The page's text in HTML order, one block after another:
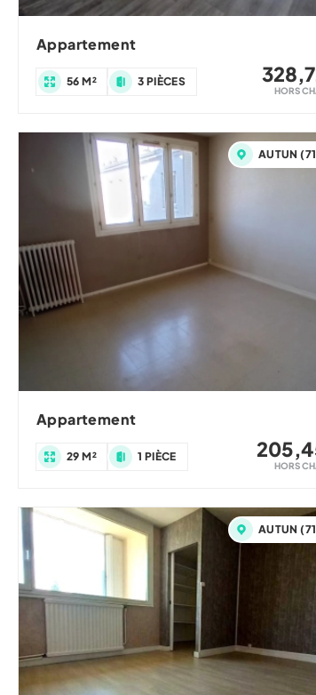
Appartement
56 M² 3 PIÈCES
HORS
AUTUN
Appartement
29 M² 1 PIÈCE
HORS
AUTUN